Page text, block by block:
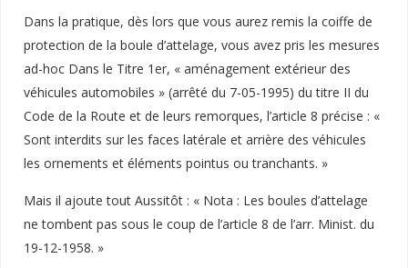
Dans la pratique, dès lors que vous aurez remis la coiffe de
protection de la boule d’attelage, vous avez pris les mesures
ad-hoc Dans le Titre 1er, « aménagement extérieur des
véhicules automobiles » (arrêté du 7-05-1995) du titre II du
Code de la Route et de leurs remorques, l’article 8 précise : «
Sont interdits sur les faces latérale et arrière des véhicules
les ornements et éléments pointus ou tranchants. »
Mais il ajoute tout Aussitôt : « Nota : Les boules d’attelage
ne tombent pas sous le coup de l’article 8 de l’arr. Minist. du
19-12-1958. »